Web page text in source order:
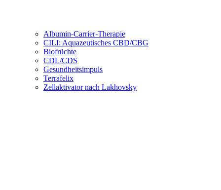
Albumin-Carrier-Therapie
CILI: Aquazeutisches CBD/CBG
Biofrüchte
CDL/CDS
Gesundheitsimpuls
Terrafelix
Zellaktivator nach Lakhovsky